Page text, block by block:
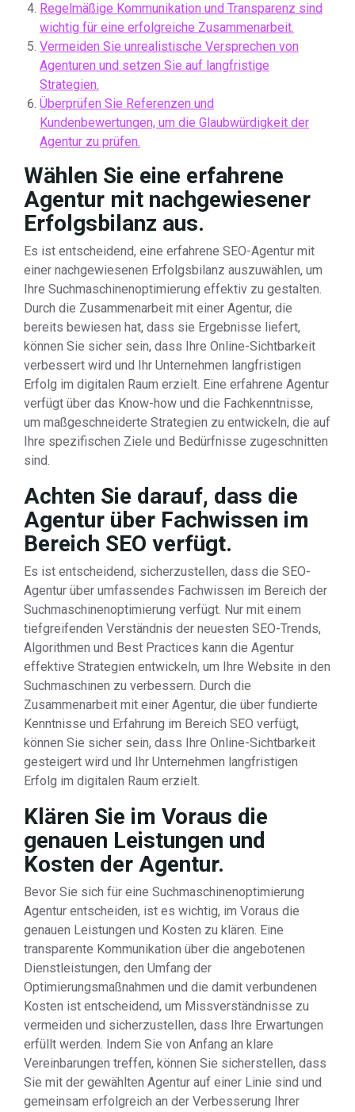
Regelmäßige Kommunikation und Transparenz sind
wichtig für eine erfolgreiche Zusammenarbeit.
Vermeiden Sie unrealistische Versprechen von
Agenturen und setzen Sie auf langfristige
Strategien.
Überprüfen Sie Referenzen und
Kundenbewertungen, um die Glaubwürdigkeit der
Agentur zu prüfen.
Wählen Sie eine erfahrene
Agentur mit nachgewiesener
Erfolgsbilanz aus.
Es ist entscheidend, eine erfahrene SEO-Agentur mit
einer nachgewiesenen Erfolgsbilanz auszuwählen, um
Ihre Suchmaschinenoptimierung effektiv zu gestalten.
Durch die Zusammenarbeit mit einer Agentur, die
bereits bewiesen hat, dass sie Ergebnisse liefert,
können Sie sicher sein, dass Ihre Online-Sichtbarkeit
verbessert wird und Ihr Unternehmen langfristigen
Erfolg im digitalen Raum erzielt. Eine erfahrene Agentur
verfügt über das Know-how und die Fachkenntnisse,
um maßgeschneiderte Strategien zu entwickeln, die auf
Ihre spezifischen Ziele und Bedürfnisse zugeschnitten
sind.
Achten Sie darauf, dass die
Agentur über Fachwissen im
Bereich SEO verfügt.
Es ist entscheidend, sicherzustellen, dass die SEO-
Agentur über umfassendes Fachwissen im Bereich der
Suchmaschinenoptimierung verfügt. Nur mit einem
tiefgreifenden Verständnis der neuesten SEO-Trends,
Algorithmen und Best Practices kann die Agentur
effektive Strategien entwickeln, um Ihre Website in den
Suchmaschinen zu verbessern. Durch die
Zusammenarbeit mit einer Agentur, die über fundierte
Kenntnisse und Erfahrung im Bereich SEO verfügt,
können Sie sicher sein, dass Ihre Online-Sichtbarkeit
gesteigert wird und Ihr Unternehmen langfristigen
Erfolg im digitalen Raum erzielt.
Klären Sie im Voraus die
genauen Leistungen und
Kosten der Agentur.
Bevor Sie sich für eine Suchmaschinenoptimierung
Agentur entscheiden, ist es wichtig, im Voraus die
genauen Leistungen und Kosten zu klären. Eine
transparente Kommunikation über die angebotenen
Dienstleistungen, den Umfang der
Optimierungsmaßnahmen und die damit verbundenen
Kosten ist entscheidend, um Missverständnisse zu
vermeiden und sicherzustellen, dass Ihre Erwartungen
erfüllt werden. Indem Sie von Anfang an klare
Vereinbarungen treffen, können Sie sicherstellen, dass
Sie mit der gewählten Agentur auf einer Linie sind und
gemeinsam erfolgreich an der Verbesserung Ihrer